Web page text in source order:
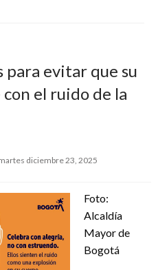
para evitar que su
con el ruido de la
diciembre 23, 2025
Foto:
Alcaldía
Mayor de
Bogotá